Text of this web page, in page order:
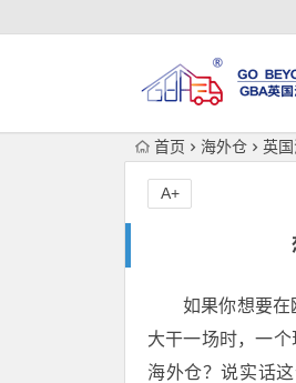
首页 海外仓 英
A+
如果你想要
大干一场时，一
海外仓？说实话